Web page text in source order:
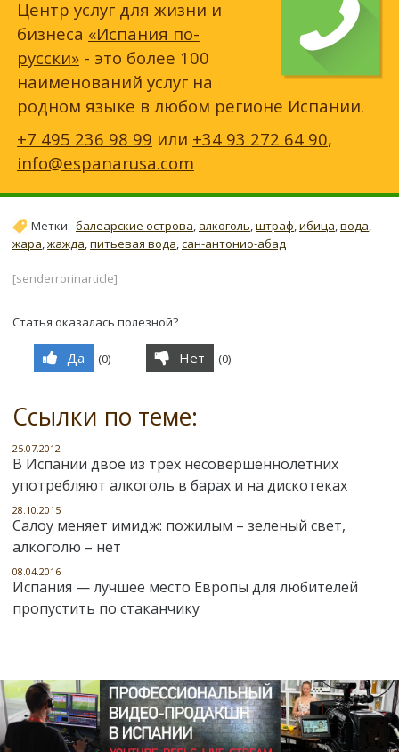
Центр услуг для жизни и
бизнеса «Испания по-
русски» - это более 100
наименований услуг на
родном языке в любом регионе Испании.
+7 495 236 98 99 или +34 93 272 64 90,
info@espanarusa.com
Метки: балеарские острова, алкоголь,штраф,ибица,вода,
жара,жажда,питьевая вода,сан-антонио-абад
[senderrorinarticle]
Статья оказалась полезной?
Да (0) Нет (0)
Ссылки по теме:
25.07.2012
В Испании двое из трех несовершеннолетних
употребляют алкоголь в барах и на дискотеках
28.10.2015
Салоу меняет имидж: пожилым – зеленый свет,
алкоголю – нет
08.04.2016
Испания — лучшее место Европы для любителей
пропустить по стаканчику